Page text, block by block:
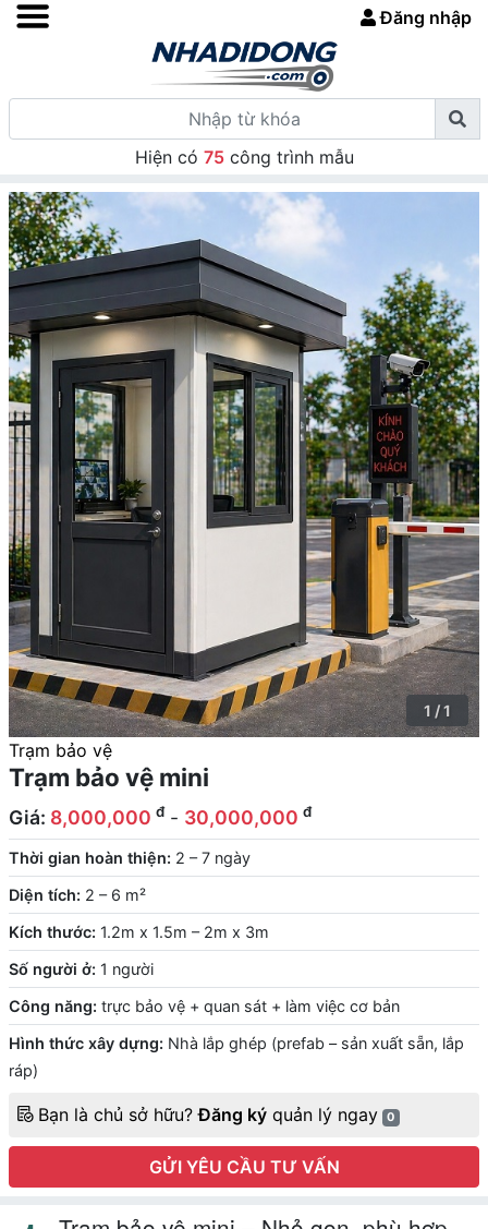
Đăng nhập
Hiện có 75công trình mẫu
1 / 1
Trạm bảo vệ
Trạm bảo vệ mini
Giá: 8,000,000 đ - 30,000,000 đ
Thời gian hoàn thiện: 2 – 7 ngày
Diện tích: 2 – 6 m²
Kích thước: 1.2m x 1.5m – 2m x 3m
Số người ở: 1 người
Công năng: trực bảo vệ + quan sát + làm việc cơ bản
Hình thức xây dựng: Nhà lắp ghép (prefab – sản xuất sẵn, lắp
ráp)
Bạn là chủ sở hữu?Đăng ký quản lý ngay 0
GỬI YÊU CẦU TƯ VẤN